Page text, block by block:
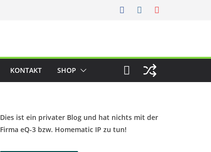
KONTAKT SHOP
Dies ist ein privater Blog und hat nichts mit der
Firma eQ-3 bzw. Homematic IP zu tun!